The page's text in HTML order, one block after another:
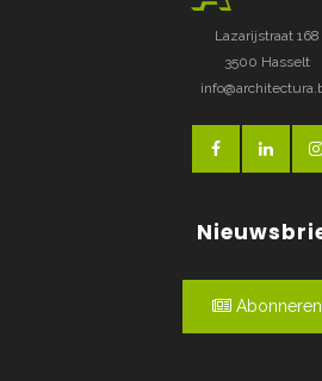
Lazarijstraat 168
3500 Hasselt
Abonneren